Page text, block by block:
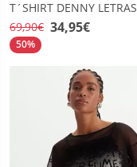
T´SHIRT DENNY LETRAS
69,90€ 34,95€
50%